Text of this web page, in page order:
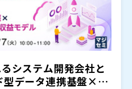
システムと既存システムとの連
準化後”を見据えたデータ連携の
なり始めています。
かない窓口やオンライン申請を
ンダーが対応してくれるため問
です。
システム開発会社と
型データ連携基盤×AI